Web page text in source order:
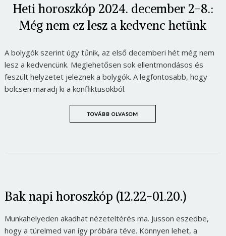
Heti horoszkóp 2024. december 2-8.:
Még nem ez lesz a kedvenc hetünk
A bolygók szerint úgy tűnik, az első decemberi hét még nem
lesz a kedvencünk. Meglehetősen sok ellentmondásos és
feszült helyzetet jeleznek a bolygók. A legfontosabb, hogy
bölcsen maradj ki a konfliktusokból.
TOVÁBB OLVASOM
Bak napi horoszkóp (12.22-01.20.)
Munkahelyeden akadhat nézeteltérés ma. Jusson eszedbe,
hogy a türelmed van így próbára téve. Könnyen lehet, a